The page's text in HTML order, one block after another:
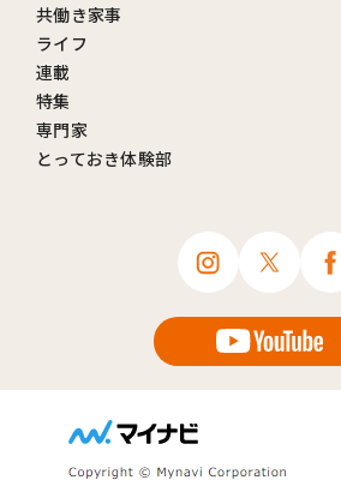
共働き家事
ライフ
連載
特集
専門家
とっておき体験部